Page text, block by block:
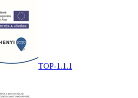
TOP-1.1.1